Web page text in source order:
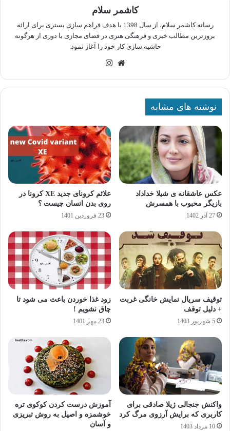
کاشمر سلام
رسانه کاشمر سلام، از سال 1398 با هدف فراهم سازی بستری برای ارائه
بروزترین مطالب خبری و فرهنگی هنری در فضای مجازی با دوری از هرگونه
حاشیه سازی کار خود را آغاز نمود.
وبسایت
نوشته های مشابه
عکس عاشقانه ی شیلا خداداد
بازیگر محبوب با همسرش
27 آذر 1402
علائم کرونای جدید XE کرونا در
روی بدن انسان چیست ؟
23 فروردین 1401
توقیف سریال نمایش خانگی غربت
+ دلیل توقف
5 شهریور 1403
زود غذا خوردن باعث می شود تا
چاق نشویم !
23 مهر 1401
واکنش جنجالی ژیلا صادقی برای
کاربری که برایش آرزوی مرگ کرد
10 مرداد 1403
آموزش درست کردن کوکوی تره
خوشمزه و اصیل به روش تبریزی
و آسان